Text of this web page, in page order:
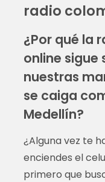
radio
¿Por qué la
online sigue
nuestras
se caiga
Medellín?
¿Alguna vez te
enciendes el
primero que